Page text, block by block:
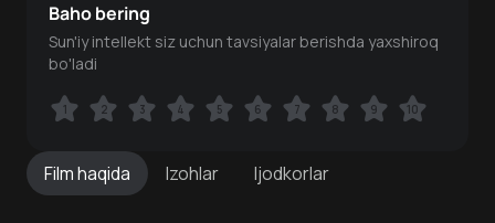
Filmhaqida Izohlar Ijodkorlar
Baho bering
Sun'iy intellekt siz uchun tavsiyalar berishda yaxshiroq
bo'ladi
1 2 3 4 5 6 7 8 9 10
1 2 3 4 5 6 7 8 9 10